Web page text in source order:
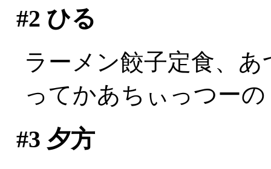
#2 ひる
ラーメン餃子定食、
ってかあちぃっつー
#3 夕方